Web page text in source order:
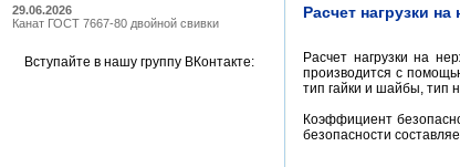
29.06.2026
Канат ГОСТ 7667-80 двойной свивки
Вступайте в нашу группу ВКонтакте:
Расчет нагрузки
Расчет нагрузки на
производится с
тип гайки и шайбы, тип
Коэффициент
безопасности